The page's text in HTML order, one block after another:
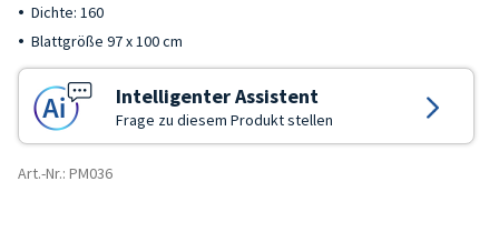
Dichte: 160
Blattgröße 97 x 100 cm
Intelligenter Assistent
Frage zu diesem Produkt stellen
Art.-Nr.: PM036